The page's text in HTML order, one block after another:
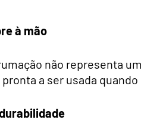
à mão
não representa
a ser usada quando